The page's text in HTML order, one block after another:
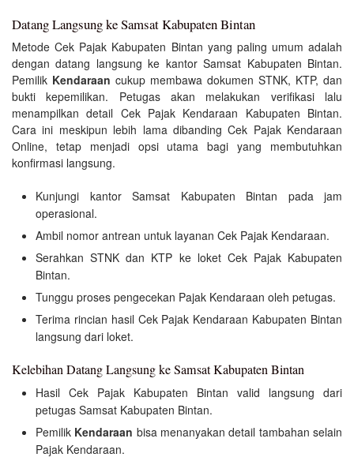
Datang Langsung ke Samsat Kabupaten Bintan
Metode Cek Pajak Kabupaten Bintan yang paling umum adalah
dengan datang langsung ke kantor Samsat Kabupaten Bintan.
Pemilik Kendaraan cukup membawa dokumen STNK, KTP, dan
bukti kepemilikan. Petugas akan melakukan verifikasi lalu
menampilkan detail Cek Pajak Kendaraan Kabupaten Bintan.
Cara ini meskipun lebih lama dibanding Cek Pajak Kendaraan
Online, tetap menjadi opsi utama bagi yang membutuhkan
konfirmasi langsung.
Kunjungi kantor Samsat Kabupaten Bintan pada jam
operasional.
Ambil nomor antrean untuk layanan Cek Pajak Kendaraan.
Serahkan STNK dan KTP ke loket Cek Pajak Kabupaten
Bintan.
Tunggu proses pengecekan Pajak Kendaraan oleh petugas.
Terima rincian hasil Cek Pajak Kendaraan Kabupaten Bintan
langsung dari loket.
Kelebihan Datang Langsung ke Samsat Kabupaten Bintan
Hasil Cek Pajak Kabupaten Bintan valid langsung dari
petugas Samsat Kabupaten Bintan.
Pemilik Kendaraan bisa menanyakan detail tambahan selain
Pajak Kendaraan.